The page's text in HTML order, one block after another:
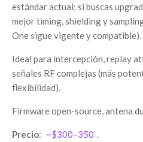
estándar actual; si buscas
mejor timing, shielding y
One sigue vigente y compatible).
Ideal para intercepción, replay
señales RF complejas (más
flexibilidad).
Firmware open-source, antena
Precio: ~$300–350 .